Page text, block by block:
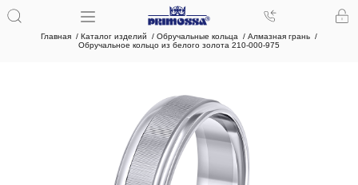
Главная Каталог изделий Обручальные кольца
Алмазная грань
Обручальное кольцо из белого золота 210-000-975